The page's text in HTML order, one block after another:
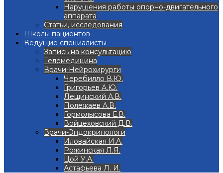
Нарушения работы опорно-двигательного
аппарата
Статьи, исследования
Школы пациентов
Ведущие специалисты
Запись на консультацию
Телемедицина
Врачи-Нейрохирурги
Черебилло В.Ю.
Григорьев А.Ю.
Лещинский А.В.
Полежаев А.В.
Гормолысова Е.В.
Войцеховский Д.В.
Врачи-Эндокринологи
Иловайская И.А.
Рожинская Л.Я.
Цой У.А.
Астафьева Л. И.